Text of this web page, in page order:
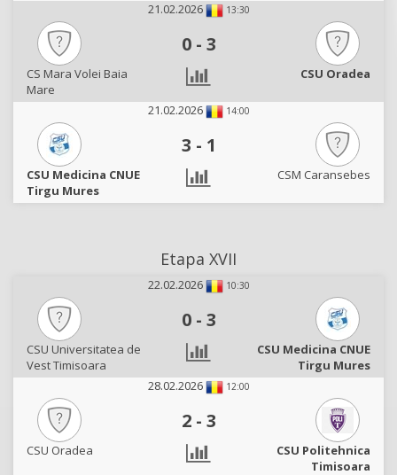
21.02.2026
13:30
0 - 3
CS Mara Volei Baia
Mare
CSU Oradea
21.02.2026 14:00
3 - 1
CSU Medicina CNUE
Tirgu Mures
CSM Caransebes
Etapa XVII
22.02.2026 10:30
0 - 3
CSU Universitatea de
Vest Timisoara
CSU Medicina CNUE
Tirgu Mures
28.02.2026
12:00
2 - 3
CSU Oradea
CSU Politehnica
Timisoara